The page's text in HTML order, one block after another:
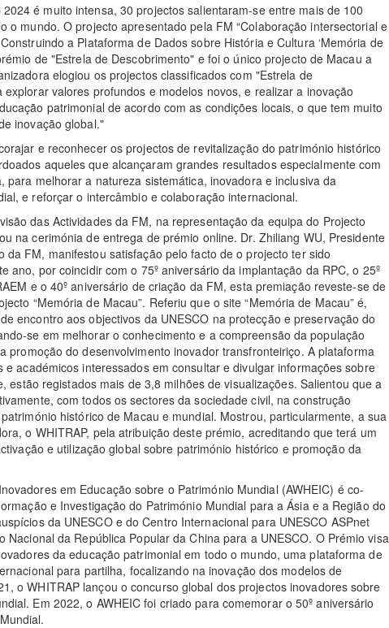
é muito intensa, 30 projectos salientaram-se entre mais de 100
o mundo. O projecto apresentado pela FM “Colaboração intersectorial e
a Plataforma de Dados sobre História e Cultura ‘Memória de
de "Estrela de Descobrimento" e foi o único projecto de Macau a
elogiou os projectos classificados com "Estrela de
valores profundos e modelos novos, e realizar a inovação
patrimonial de acordo com as condições locais, o que tem muito
inovação global."
e reconhecer os projectos de revitalização do património histórico
aqueles que alcançaram grandes resultados especialmente com
para melhorar a natureza sistemática, inovadora e inclusiva da
e reforçar o intercâmbio e colaboração internacional.
das Actividades da FM, na representação da equipa do Projecto
na cerimónia de entrega de prémio online. Dr. Zhiliang WU, Presidente
da FM, manifestou satisfação pelo facto de o projecto ter sido
ano, por coincidir com o 75º aniversário da implantação da RPC, o 25º
e o 40º aniversário de criação da FM, esta premiação reveste-se de
“Memória de Macau”. Referiu que o site “Memória de Macau” é,
encontro aos objectivos da UNESCO na protecção e preservação do
se em melhorar o conhecimento e a compreensão da população
promoção do desenvolvimento inovador transfronteiriço. A plataforma
e académicos interessados em consultar e divulgar informações sobre
estão registados mais de 3,8 milhões de visualizações. Salientou que a
com todos os sectores da sociedade civil, na construção
histórico de Macau e mundial. Mostrou, particularmente, a sua
o WHITRAP, pela atribuição deste prémio, acreditando que terá um
e utilização global sobre património histórico e promoção da
em Educação sobre o Património Mundial (AWHEIC) é co-
e Investigação do Património Mundial para a Ásia e a Região do
da UNESCO e do Centro Internacional para UNESCO ASPnet
Nacional da República Popular da China para a UNESCO. O Prémio visa
da educação patrimonial em todo o mundo, uma plataforma de
para partilha, focalizando na inovação dos modelos de
o WHITRAP lançou o concurso global dos projectos inovadores sobre
Em 2022, o AWHEIC foi criado para comemorar o 50º aniversário